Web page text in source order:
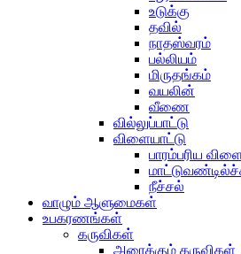
உடுக்கு
தவில்
நாதஸ்வரம்
பல்லியம்
மிருதங்கம்
வயலின்
வீணை
வில்லுப்பாட்டு
விளையாட்டு
பாரம்பரிய
நீச்சல்
வாழும் ஆளுமைகள்
உபகரணங்கள்
கருவிகள்
அரைக்கும் கருவிகள்